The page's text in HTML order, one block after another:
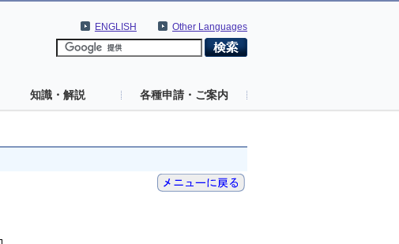
Other Languages
ENGLISH
知識・解説 各種申請・ご案内